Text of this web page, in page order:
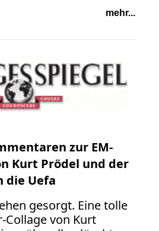
mehr...
zur EM-
Kurt Prödel und der
die Uefa
gesorgt. Eine tolle
Collage von Kurt